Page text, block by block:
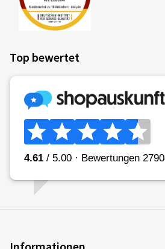
Top bewertet